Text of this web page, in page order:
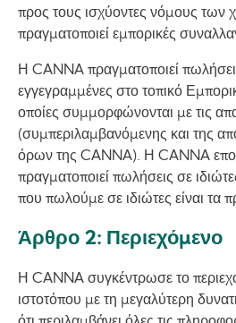
προς τους ισχύοντες νόμους των
πραγματοποιεί εμπορικές
Η CANNA πραγματοποιεί
εγγεγραμμένες στο τοπικό
οποίες συμμορφώνονται με τις
(συμπεριλαμβανόμενης και της
όρων της CANNA). Η CANNA
πραγματοποιεί πωλήσεις σε
που πωλούμε σε ιδιώτες είναι τα
Άρθρο 2: Περιεχόμενο
Η CANNA συγκέντρωσε το
ιστοτόπου με τη μεγαλύτερη